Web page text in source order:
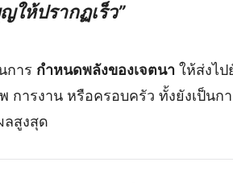
ห้ปรากฏเร็ว”
การ กำหนดพลังของเจตนา ให้ส่งไป
การงาน หรือครอบครัว ทั้งยังเป็นก
ลสูงสุด